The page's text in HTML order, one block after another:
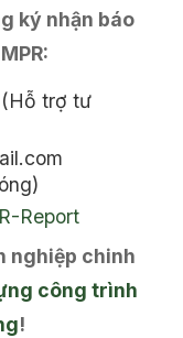
ký nhận báo
trợ tư
Report
nghiệp chinh
công trình
!